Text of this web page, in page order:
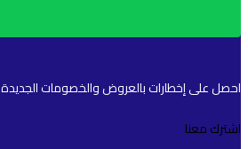
احصل على إخطارات بالعروض والخصومات الجديدة
اشترك معنا